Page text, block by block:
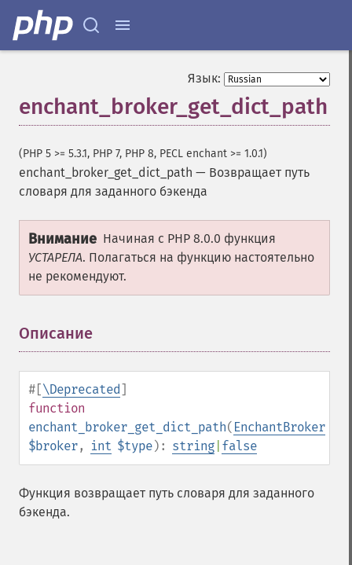
Язык:
enchant_broker_get_dict_path
(PHP 5 >= 5.3.1, PHP 7, PHP 8, PECL enchant >= 1.0.1)
enchant_broker_get_dict_path — Возвращает путь
словаря для заданного бэкенда
Внимание Начиная с PHP 8.0.0 функция
УСТАРЕЛА. Полагаться на функцию настоятельно
не рекомендуют.
Описание
#[\Deprecated]
function
enchant_broker_get_dict_path( EnchantBroker
$broker, int $type): string false
Функция возвращает путь словаря для заданного
бэкенда.